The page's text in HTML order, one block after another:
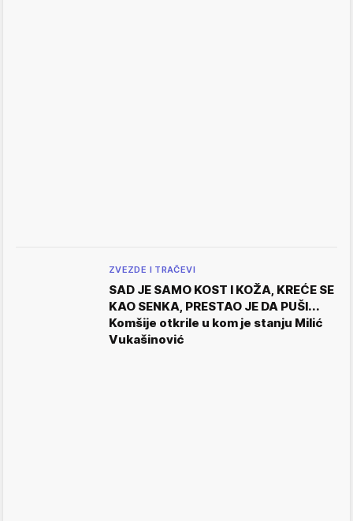
ZVEZDE I TRAČEVI
SAD JE SAMO KOST I KOŽA, KREĆE SE
KAO SENKA, PRESTAO JE DA PUŠI...
Komšije otkrile u kom je stanju Milić
Vukašinović